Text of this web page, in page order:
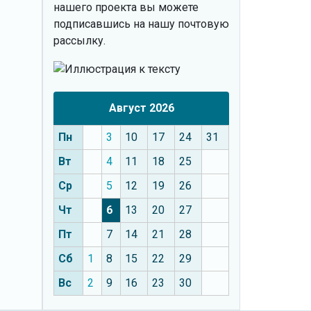
нашего проекта вы можете
подписавшись на нашу почтовую
рассылку.
Август 2026
Пн 3 10 17 24
31
Вт
4 11 18
25
Ср
5 12 19
26
Чт
6 13 20
27
Пт
7 14 21
28
Сб
1 8 15 22
29
Вс
2 9 16 23 30